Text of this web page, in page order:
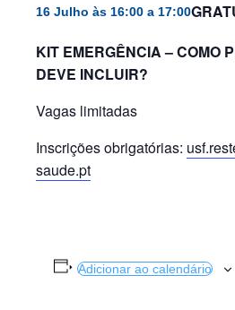
16 Julho às 16:00 a 17:00
KIT EMERGÊNCIA – COMO
DEVE INCLUIR?
Vagas limitadas
Inscrições obrigatórias:
saude.pt
Adicionar ao calendário